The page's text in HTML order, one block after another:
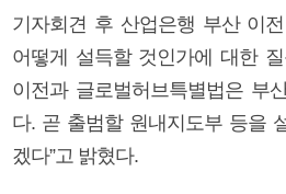
기자회견 후 산업은행 부산 이
어떻게 설득할 것인가에 대한
이전과 글로벌허브특별법은 부
다. 곧 출범할 원내지도부 등을
겠다”고 밝혔다.